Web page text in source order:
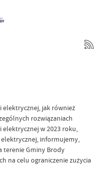
elektrycznej, jak również
rozwiązaniach
elektrycznej w 2023 roku,
informujemy,
terenie Gminy Brody
na celu ograniczenie zużycia